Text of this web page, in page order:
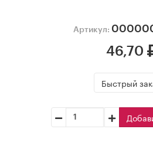
Артикул:
46,70
Быстрый